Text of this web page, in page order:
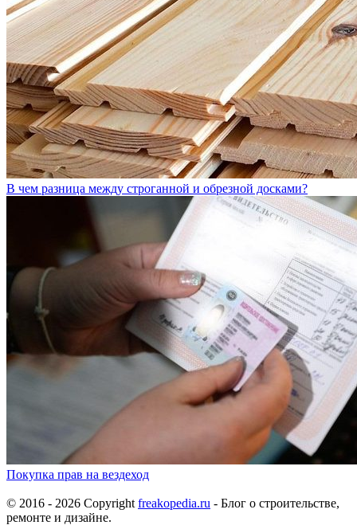
В чем разница между строганной и обрезной досками?
Покупка прав на вездеход
© 2016 - 2026 Copyrightfreakopedia.ru - Блог о строительстве,
ремонте и дизайне.